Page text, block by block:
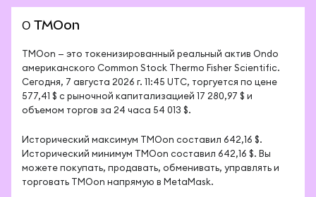
О TMOon
TMOon — это токенизированный реальный актив Ondo
американского Common Stock Thermo Fisher Scientific.
Сегодня, 7 августа 2026 г. 11:45 UTC, торгуется по цене
577,41 $ с рыночной капитализацией 17 280,97 $ и
объемом торгов за 24 часа 54 013 $.
Исторический максимум TMOon составил 642,16 $.
Исторический минимум TMOon составил 642,16 $. Вы
можете покупать, продавать, обменивать, управлять и
торговать TMOon напрямую в MetaMask.